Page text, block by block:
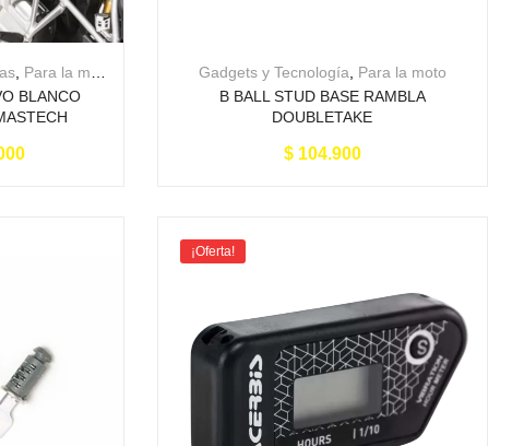
Para la moto
BLANCO
Gadgets y Tecnología
Para la moto
B BALL STUD BASE RAMBLA
DOUBLETAKE
$104.900
¡Oferta!